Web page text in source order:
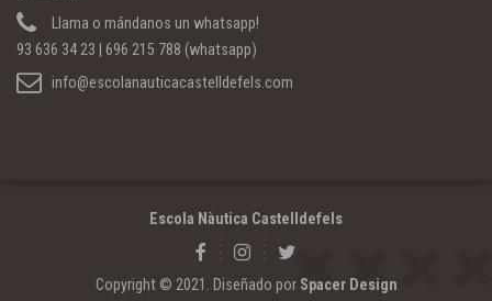
Llama o mándanos un whatsapp!
93 636 34 23 | 696 215 788 (whatsapp)
info@escolanauticacastelldefels.com
Escola Nàutica Castelldefels
Copyright © 2021. Diseñado por Spacer Design